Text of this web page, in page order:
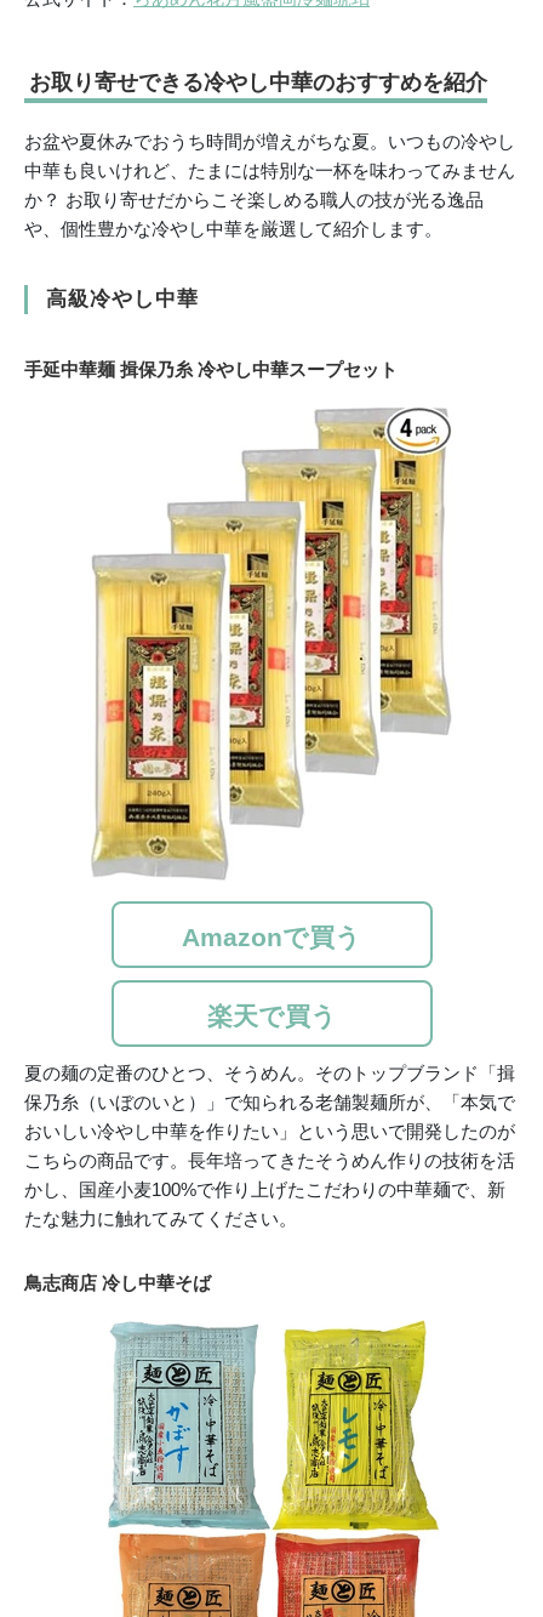
お取り寄せできる冷やし中華のおすすめを紹介
お盆や夏休みでおうち時間が増えがちな夏。いつもの冷やし
中華も良いけれど、たまには特別な一杯を味わってみません
か？ お取り寄せだからこそ楽しめる職人の技が光る逸品
や、個性豊かな冷やし中華を厳選して紹介します。
高級冷やし中華
手延中華麺 揖保乃糸 冷やし中華スープセット
Amazonで買う
楽天で買う
夏の麺の定番のひとつ、そうめん。そのトップブランド「揖
保乃糸（いぼのいと）」で知られる老舗製麺所が、「本気で
おいしい冷やし中華を作りたい」という思いで開発したのが
こちらの商品です。長年培ってきたそうめん作りの技術を活
かし、国産小麦100%で作り上げたこだわりの中華麺で、新
たな魅力に触れてみてください。
鳥志商店 冷し中華そば